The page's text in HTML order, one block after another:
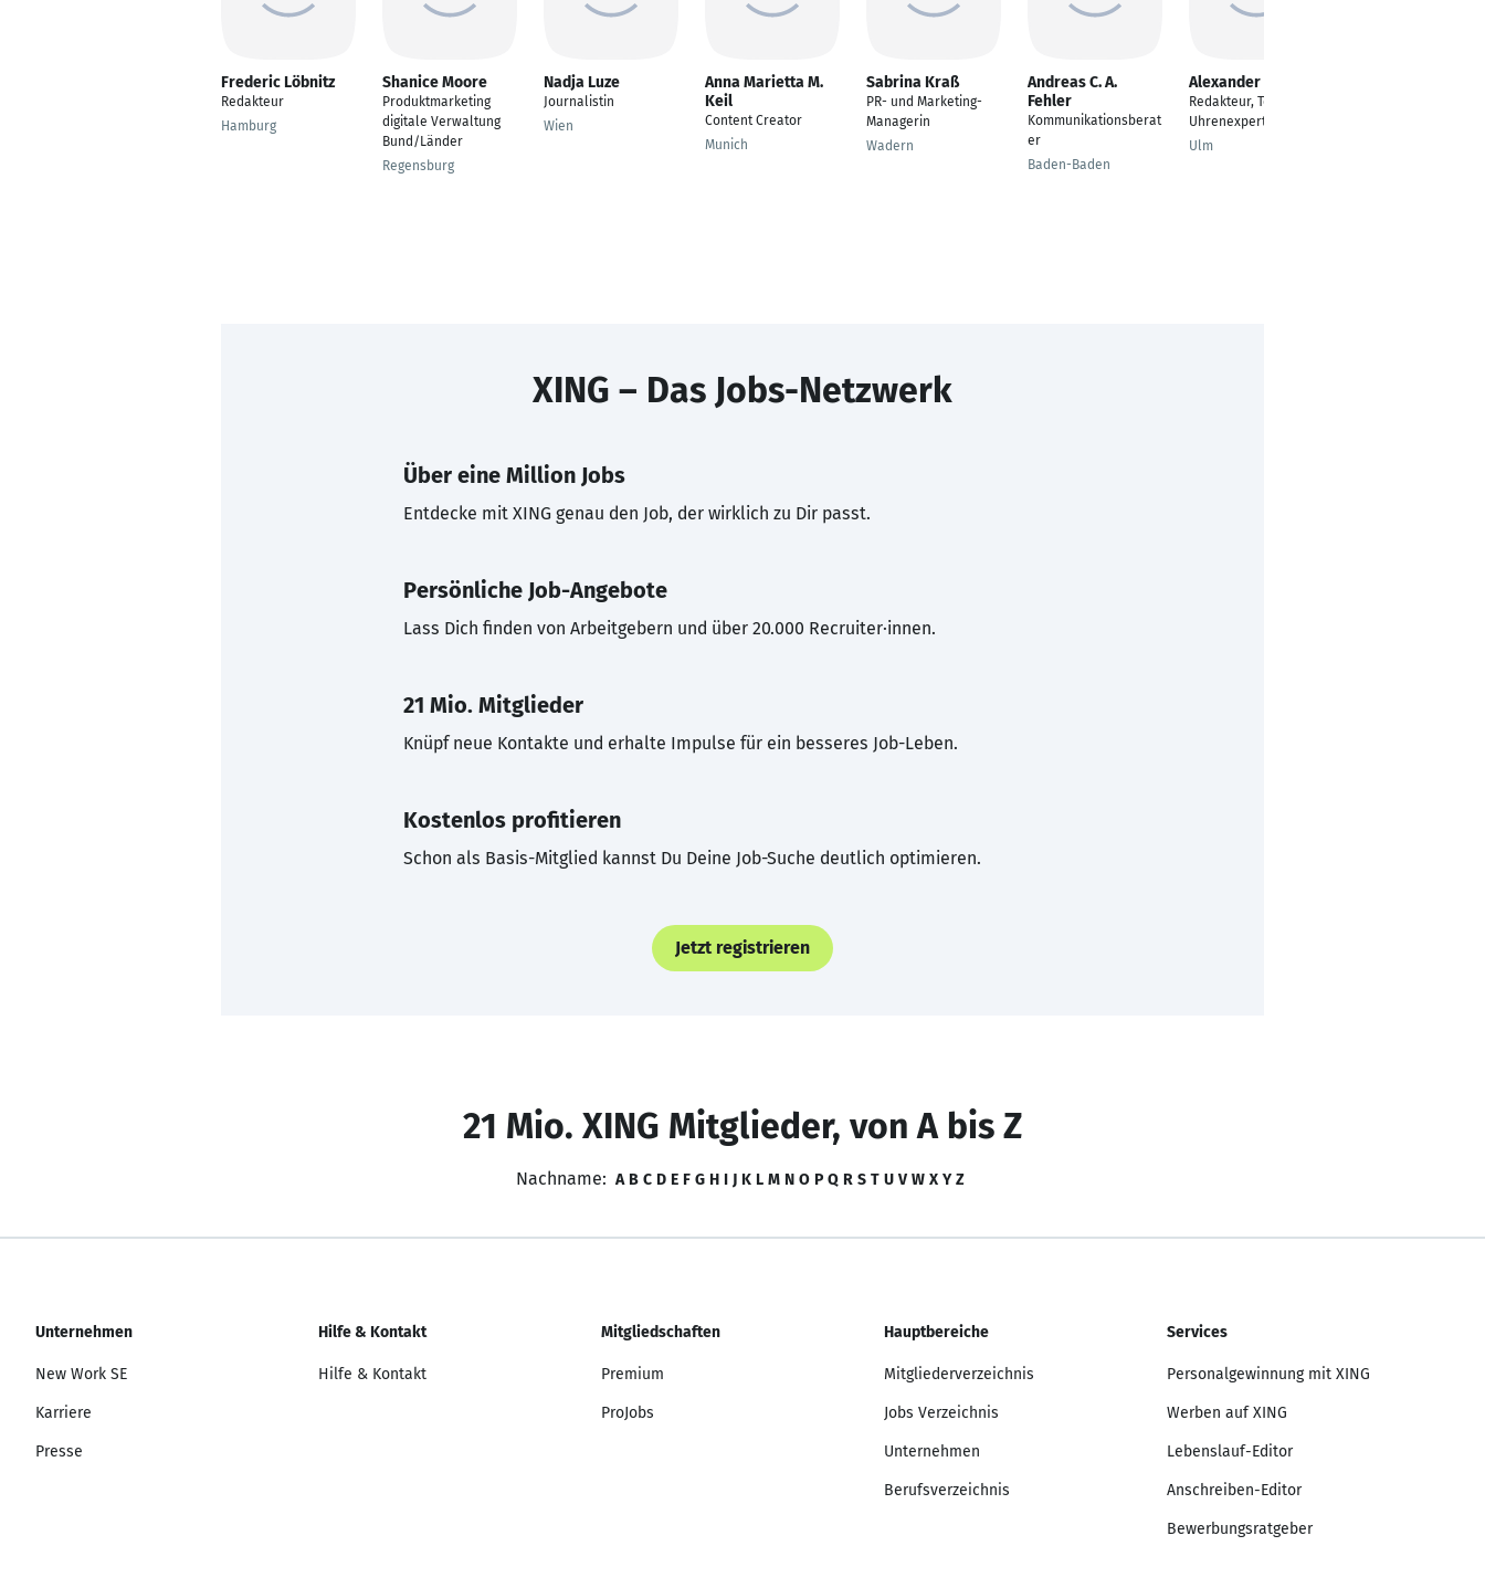
Frederic Löbnitz
Redakteur
Hamburg
Shanice Moore
Produktmarketing
digitale Verwaltung
Bund/Länder
Regensburg
Nadja Luze
Journalistin
Wien
Anna Marietta M.
Keil
Content Creator
Munich
Sabrina Kraß
PR- und Marketing-
Managerin
Wadern
Andreas C. A.
Fehler
Kommunikationsberat
er
Baden-Baden
Alexander Krupp
Redakteur, Texter und
Uhrenexperte
Ulm
XING – Das Jobs-Netzwerk
Über eine Million Jobs
Entdecke mit XING genau den Job, der wirklich zu Dir passt.
Persönliche Job-Angebote
Lass Dich finden von Arbeitgebern und über 20.000 Recruiter·innen.
21 Mio. Mitglieder
Knüpf neue Kontakte und erhalte Impulse für ein besseres Job-Leben.
Kostenlos profitieren
Schon als Basis-Mitglied kannst Du Deine Job-Suche deutlich optimieren.
Jetzt registrieren
21 Mio. XING Mitglieder, von A bis Z
Nachname: A B C D E F G H I J K L M N O P Q R S T U V W X Y Z
Unternehmen
New Work SE
Karriere
Presse
Hilfe & Kontakt
Hilfe & Kontakt
Mitgliedschaften
Premium
ProJobs
Hauptbereiche
Mitgliederverzeichnis
Jobs Verzeichnis
Unternehmen
Berufsverzeichnis
Services
Personalgewinnung mit XING
Werben auf XING
Lebenslauf-Editor
Anschreiben-Editor
Bewerbungsratgeber